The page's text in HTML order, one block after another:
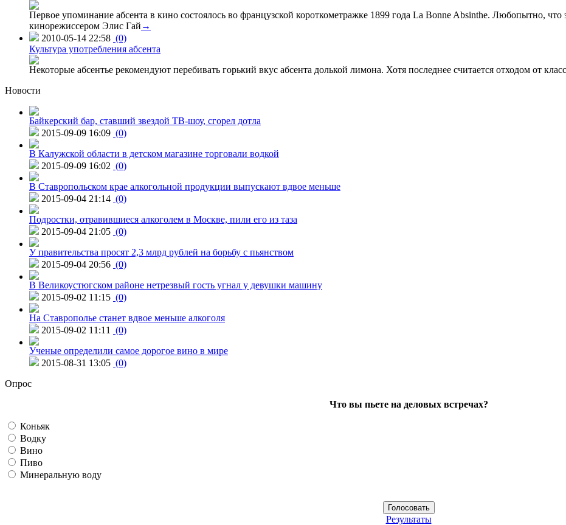
Первое упоминание абсента в кино состоялось во французской короткометражке 1899 года La Bonne Absinthe. Любопытно,
кинорежиссером Элис Гай →
2010-05-14 22:58 (0)
Культура употребления абсента
Некоторые абсентье рекомендуют перебивать горький вкус абсента долькой лимона. Хотя последнее считается отходом от
Новости
Байкерский бар, ставший звездой ТВ-шоу, сгорел дотла
2015-09-09 16:09 (0)
В Калужской области в детском магазине торговали водкой
2015-09-09 16:02 (0)
В Ставропольском крае алкогольной продукции выпускают вдвое меньше
2015-09-04 21:14 (0)
Подростки, отравившиеся алкоголем в Москве, пили его из таза
2015-09-04 21:05 (0)
У правительства просят 2,3 млрд рублей на борьбу с пьянством
2015-09-04 20:56 (0)
В Великоустюгском районе нетрезвый гость угнал у девушки машину
2015-09-02 11:15 (0)
На Ставрополье станет вдвое меньше алкоголя
2015-09-02 11:11
(0)
Ученые определили самое дорогое вино в мире
2015-08-31 13:05 (0)
Опрос
Что вы пьете на деловых встречах?
Коньяк
Водку
Вино
Пиво
Минеральную воду
Результаты